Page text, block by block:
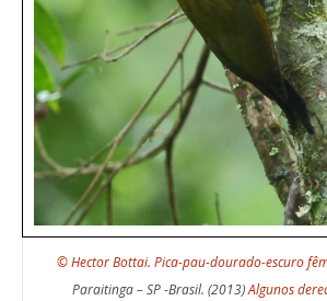
© Hector Bottai. Pica-pau-dourado-escuro
Paraitinga – SP -Brasil. (2013)Algunos